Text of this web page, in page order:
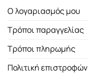
Ο λογαριασμός μου
Τρόποι παραγγελίας
Τρόποι πληρωμής
Πολιτική επιστροφών